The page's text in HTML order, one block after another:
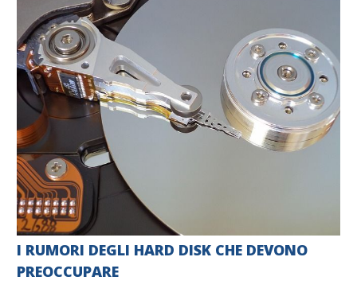
I RUMORI DEGLI HARD DISK CHE DEVONO
PREOCCUPARE